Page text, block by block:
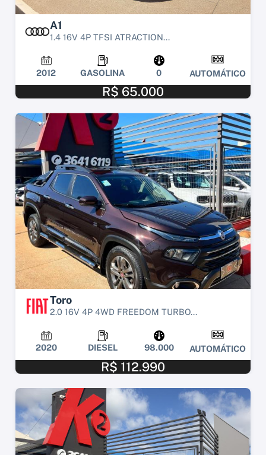
A1
1.4 16V 4P TFSI ATRACTION...
2012 GASOLINA 0 AUTOMÁTICO
R$ 65.000
Toro
2.0 16V 4P 4WD FREEDOM TURBO...
2020 DIESEL 98.000 AUTOMÁTICO
R$ 112.990